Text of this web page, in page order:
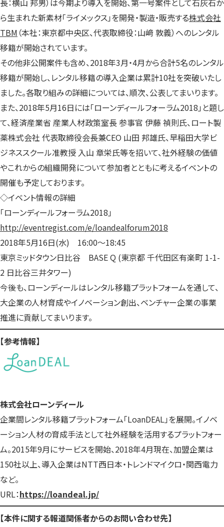
ら生まれた新素材「ライメックス」を開発・製造・販売する株式会社
TBM （本社：東京都中央区、代表取締役：山﨑 敦義）へのレンタル
移籍が開始されています。
その他非公開案件も含め、2018年3月・4月から合計5名のレンタル
移籍が開始し、レンタル移籍の導入企業は累計10社を突破いたし
ました。各取り組みの詳細については、順次、公表してまいります。
また、2018年5月16日には「ローンディールフォーラム2018」と題し
て、経済産業省 産業人材政策室長 参事官 伊藤 禎則氏、ロート製
薬株式会社 代表取締役会長兼CEO 山田 邦雄氏、早稲田大学ビ
ジネススクール准教授 入山 章栄氏等を招いて、社外経験の価値
やこれからの組織開発について参加者とともに考えるイベントの
開催も予定しております。
◇イベント情報の詳細
「ローンディールフォーラム2018」
http://eventregist.com/e/loandealforum2018
2018年5月16日(水) 16:00～18:45
東京ミッドタウン日比谷 BASE Q (東京都 千代田区有楽町 1-1-
2 日比谷三井タワー)
今後も、ローンディールはレンタル移籍プラットフォームを通して、
大企業の人材育成やイノベーション創出、ベンチャー企業の事業
推進に貢献してまいります。
【参考情報】
株式会社ローンディール
企業間レンタル移籍プラットフォーム「LoanDEAL」を展開。イノベ
ーション人材の育成手法として社外経験を活用するプラットフォー
ム。2015年9月にサービスを開始、2018年4月現在、加盟企業は
150社以上、導入企業はNTT西日本・トレンドマイクロ・関西電力
など。
URL：https://loandeal.jp/
【本件に関する報道関係者からのお問い合わせ先】